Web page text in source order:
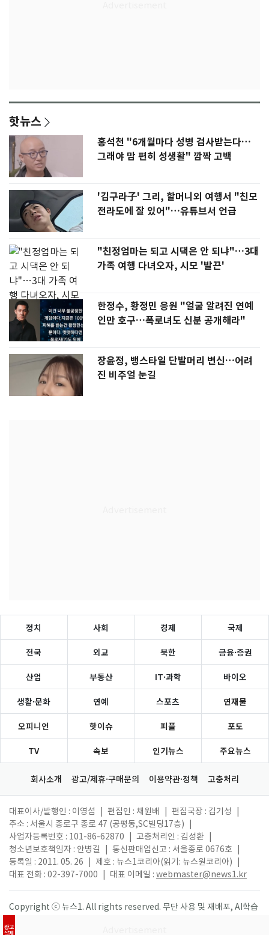
핫뉴스
홍석천 "6개월마다 성병 검사받는다…
그래야 맘 편히 성생활" 깜짝 고백
'김구라子' 그리, 할머니외 여행서 "친모
전라도에 잘 있어"…유튜브서 언급
"친정엄마는 되고 시댁은 안 되냐"…3대
가족 여행 다녀오자, 시모 '발끈'
한정수, 황정민 응원 "얼굴 알려진 연예
인만 호구…폭로녀도 신분 공개해라"
장윤정, 뱅스타일 단발머리 변신…어려
진 비주얼 눈길
광고
삭제
정치 사회 경제 국제
전국 외교 북한 금융·증권
산업 부동산 IT·과학 바이오
생활·문화 연예 스포츠 연재물
오피니언 핫이슈 피플 포토
TV 속보 인기뉴스 주요뉴스
회사소개 광고/제휴·구매문의 이용약관·정책 고충처리
대표이사/발행인 : 이영섭 편집인 : 채원배 편집국장 : 김기성
주소 : 서울시 종로구 종로 47 (공평동,SC빌딩17층)
사업자등록번호 : 101-86-62870
고충처리인 : 김성환
청소년보호책임자 : 안병길
통신판매업신고 : 서울종로 0676호
등록일 : 2011. 05. 26
제호 : 뉴스1코리아(읽기: 뉴스원코리아)
대표 전화 : 02-397-7000
대표 이메일 : webmaster@news1.kr
Copyright ⓒ 뉴스1. All rights reserved. 무단 사용 및 재배포, AI학습